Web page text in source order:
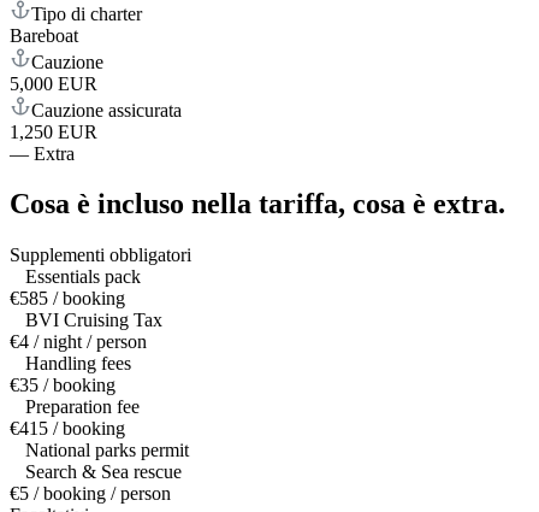
Tipo di charter
Bareboat
Cauzione
5,000 EUR
Cauzione assicurata
1,250 EUR
— Extra
Cosa è incluso nella tariffa, cosa è extra.
Supplementi obbligatori
Essentials pack
€585 / booking
BVI Cruising Tax
€4 / night / person
Handling fees
€35 / booking
Preparation fee
€415 / booking
National parks permit
Search & Sea rescue
€5 / booking / person